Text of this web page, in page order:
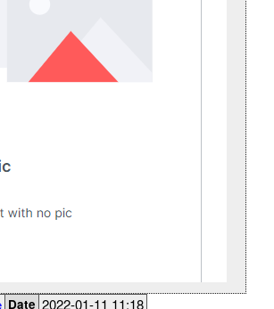
Date 2022-01-11 11:18